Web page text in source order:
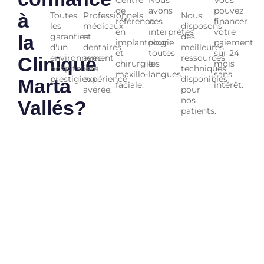
à
la
Clinique
Marta
Vallés?
Toutes
les
garanties
d'un
environnement
hospitalier
prestigieux.
Professionnels
médicaux
et
dentaires
avec
une
expérience
avérée.
de
référence
en
implantologie
et
chirurgie
maxillo-
faciale.
avons
des
interprètes
pour
toutes
les
langues.
Nous
disposons
des
meilleures
ressources
techniques
disponibles
pour
nos
patients.
pouvez
financer
votre
paiement
sur 24
mois
sans
intérêt.